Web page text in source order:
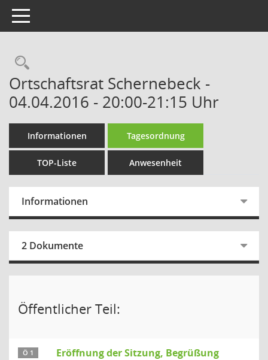
Toggle navigation
Rechercheauswahl
Ortschaftsrat Schernebeck -
04.04.2016 - 20:00-21:15 Uhr
Informationen Tagesordnung
TOP-Liste Anwesenheit
Informationen
2 Dokumente
Öffentlicher Teil:
Ö 1
Eröffnung der Sitzung, Begrüßung